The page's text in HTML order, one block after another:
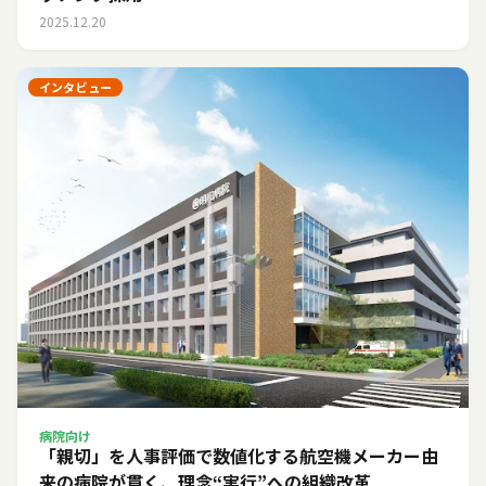
2025.12.20
インタビュー
病院向け
「親切」を人事評価で数値化する――航空機メーカー由